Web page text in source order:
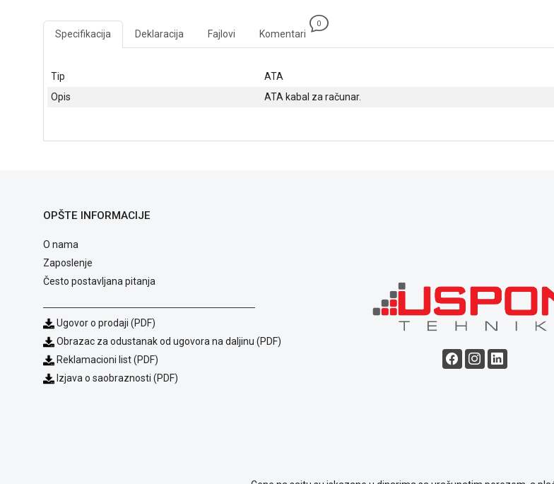
Specifikacija Deklaracija Fajlovi Komentari
0
Tip
ATA
Opis
ATA kabal za računar.
OPŠTE INFORMACIJE
O nama
Zaposlenje
Često postavljana pitanja
Ugovor o prodaji (PDF)
Obrazac za odustanak od ugovora na daljinu (PDF)
Reklamacioni list (PDF)
Izjava o saobraznosti (PDF)